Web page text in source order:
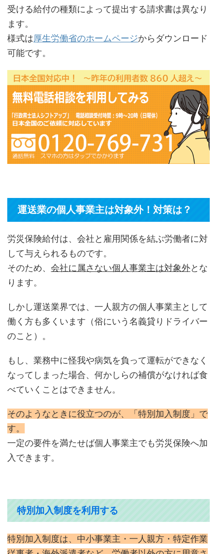
受ける給付の種類によって提出する請求書は異なり
ます。
様式は厚生労働省のホームページからダウンロード
可能です。
運送業の個人事業主は対象外！対策は？
労災保険給付は、会社と雇用関係を結ぶ労働者に対
して与えられるものです。
そのため、 会社に属さない個人事業主は対象外とな
ります。
しかし運送業界では、一人親方の個人事業主として
働く方も多くいます（俗にいう名義貸りドライバー
のこと）。
もし、業務中に怪我や病気を負って運転ができなく
なってしまった場合、何かしらの補償がなければ食
べていくことはできません。
そのようなときに役立つのが、「特別加入制度」で
す。
一定の要件を満たせば個人事業主でも労災保険へ加
入できます。
特別加入制度を利用する
特別加入制度は、中小事業主・一人親方・特定作業